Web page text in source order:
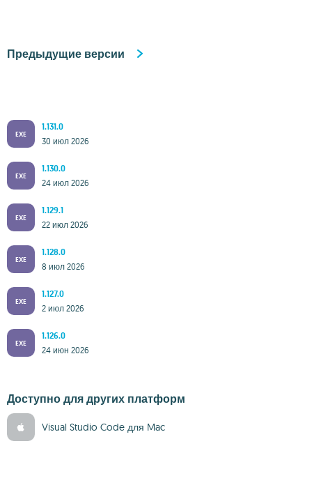
Предыдущие версии
EXE
1.131.0
30 июл 2026
EXE
1.130.0
24 июл 2026
EXE
1.129.1
22 июл 2026
EXE
1.128.0
8 июл 2026
EXE
1.127.0
2 июл 2026
EXE
1.126.0
24 июн 2026
Доступно для других платформ
Visual Studio Code для Mac